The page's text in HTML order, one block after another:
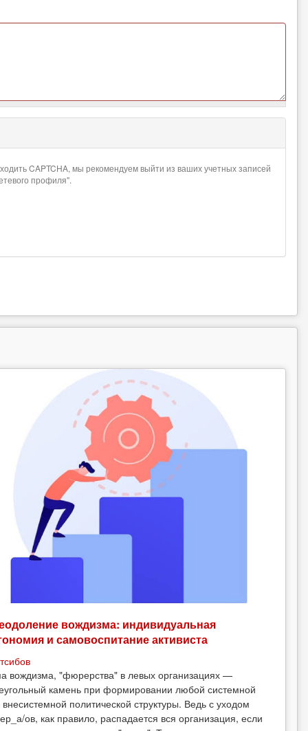
CAPTCHA, мы рекомендуем выйти из ваших учетных записей
профиля".
вождизма: индивидуальная
и самовоспитание активиста
вождизма, "фюрерства" в левых организациях —
камень при формировании любой системной
политической структуры. Ведь с уходом
ов, как правило, распадается вся организация, если